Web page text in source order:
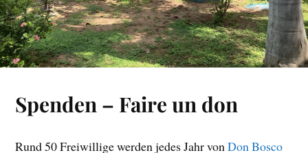
Spenden – Faire un don
Rund 50 Freiwillige werden jedes Jahr vonDon Bosco